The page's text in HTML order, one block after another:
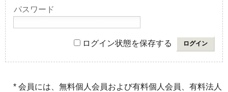
パスワード
ログイン状態を保存する
* 会員には、無料個人会員および有料個人会員、有料法人